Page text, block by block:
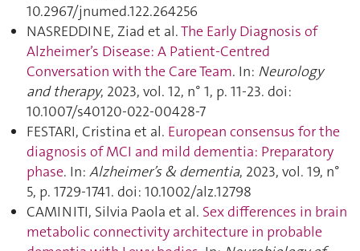
10.2967/jnumed.122.264256
NASREDDINE, Ziad et al.The Early Diagnosis of
Alzheimer’s Disease: A Patient-Centred
Conversation with the Care Team. In: Neurology
and therapy, 2023, vol. 12, n° 1, p. 11‑23. doi:
10.1007/s40120-022-00428-7
FESTARI, Cristina et al. European consensus for the
diagnosis of MCI and mild dementia: Preparatory
phase. In: Alzheimer’s & dementia, 2023, vol. 19, n°
5, p. 1729‑1741. doi: 10.1002/alz.12798
CAMINITI, Silvia Paola et al. Sex differences in brain
metabolic connectivity architecture in probable